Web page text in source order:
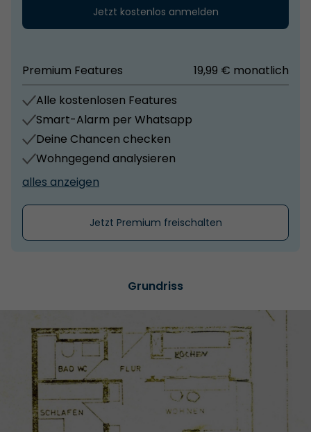
Jetzt kostenlos anmelden
Premium Features
19,99 € monatlich
Alle kostenlosen Features
Smart-Alarm per Whatsapp
Deine Chancen checken
Wohngegend analysieren
alles anzeigen
Jetzt Premium freischalten
Grundriss